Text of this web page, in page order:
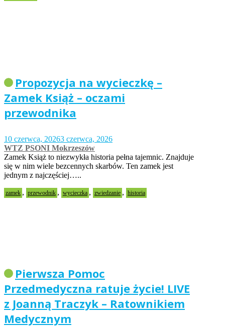
Propozycja na wycieczkę –
Zamek Książ – oczami
przewodnika
10 czerwca, 20263 czerwca, 2026
WTZ PSONI Mokrzeszów
Zamek Książ to niezwykła historia pełna tajemnic. Znajduje
się w nim wiele bezcennych skarbów. Ten zamek jest
jednym z najczęściej…..
zamek , przewodnik , wycieczka , zwiedzanie , historia
Pierwsza Pomoc
Przedmedyczna ratuje życie! LIVE
z Joanną Traczyk – Ratownikiem
Medycznym